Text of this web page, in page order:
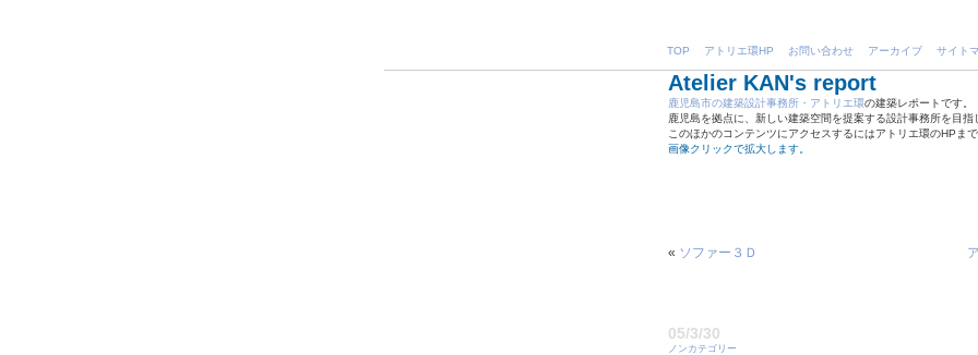
TOP アトリエ環HP お問い合わせ アーカイブ サイト
Atelier KAN's report
鹿児島市の建築設計事務所・アトリエ環の建築レポートです。
鹿児島を拠点に、新しい建築空間を提案する設計事務所を目指
このほかのコンテンツにアクセスするにはアトリエ環のHPまで
画像クリックで拡大します。
« ソファー３Ｄ
05/3/30
ノンカテゴリー